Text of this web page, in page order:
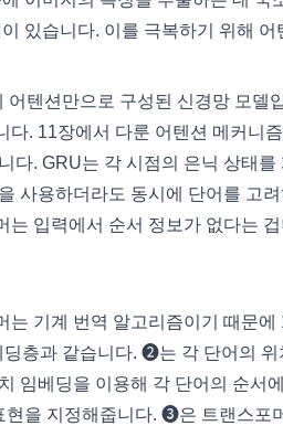
있습니다. 이를 극복하기 위해
텐션만으로 구성된 신경망 모델
. 11장에서 다룬 어텐션 메커니
다. GRU는 각 시점의 은닉 상태
사용하더라도 동시에 단어를 고
입력에서 순서 정보가 없다는
기계 번역 알고리즘이기 때문
층과 같습니다. ❷는 각 단어의 위
임베딩을 이용해 각 단어의 순서
을 지정해줍니다. ❸은 트랜스포